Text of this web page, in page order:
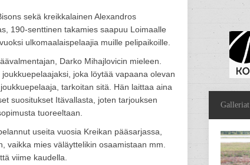
sekä kreikkalainen Alexandros
190-senttinen takamies saapuu Loimaalle
ulkomaalaispelaajia muille pelipaikoille.
Darko Mihajlovicin mieleen.
joka löytää vapaana olevan
tarkoitan sitä. Hän laittaa aina
suositukset Itävallasta, joten tarjouksen
tuoreeltaan.
useita vuosia Kreikan pääsarjassa,
vaikka mies väläyttelikin osaamistaan mm.
viime kaudella.
Galleriat